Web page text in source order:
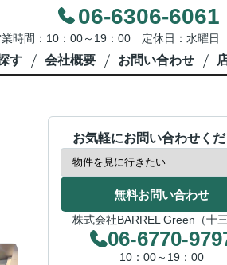
06-6306-6061
時間：10：00～19：00 定休日：水曜日
す 会社概要 お問い合わせ
お気軽にお問い合わせく
無料お問い合わせ
株式会社BARREL Green（十三
06-6770-
10：00～19：00